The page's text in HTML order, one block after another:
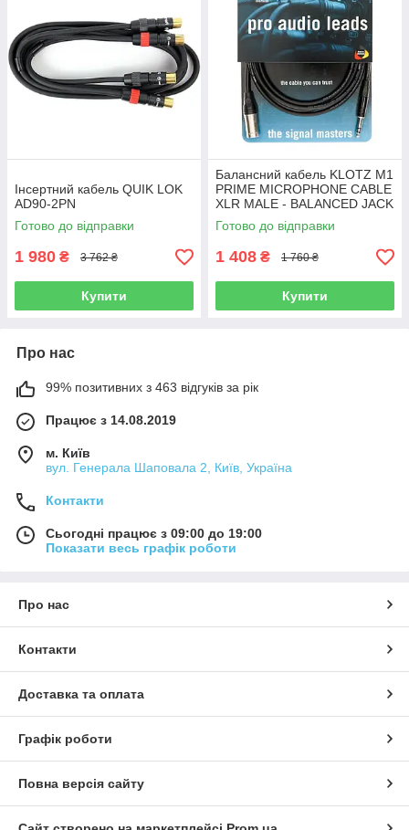
Інсертний кабель QUIK LOK
AD90-2PN
Готово до відправки
1 980 ₴ 3 762 ₴
Купити
Балансний кабель KLOTZ M1
PRIME MICROPHONE CABLE
XLR MALE - BALANCED JACK
5 M
Готово до відправки
1 408 ₴ 1 760 ₴
Купити
Про нас
99% позитивних з 463 відгуків за рік
Працює з 14.08.2019
м. Київ
вул. Генерала Шаповала 2, Київ, Україна
Контакти
Сьогодні працює з 09:00 до 19:00
Показати весь графік роботи
Про нас
Контакти
Доставка та оплата
Графік роботи
Повна версія сайту